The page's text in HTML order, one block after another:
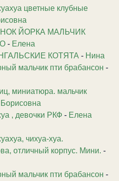
цветные клубные
ЙОРКА МАЛЬЧИК
- Елена
КОТЯТА - Нина
мальчик пти брабансон -
миниатюра. мальчик
, девочки РКФ - Елена
чихуа-хуа.
отличный корпус. Мини. -
мальчик пти брабансон -